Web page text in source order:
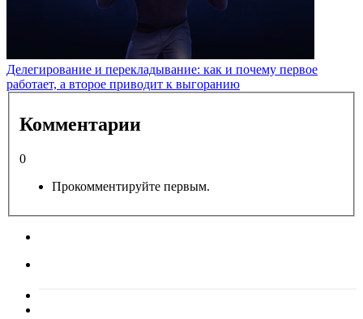
Делегирование и перекладывание: как и почему первое
работает, а второе приводит к выгоранию
Комментарии
0
Прокомментируйте первым.